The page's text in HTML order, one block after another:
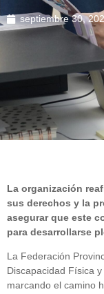
septiembre 30,
La organización
sus derechos y la
asegurar que este
para desarrollarse
La Federación
Discapacidad Física
marcando el camino